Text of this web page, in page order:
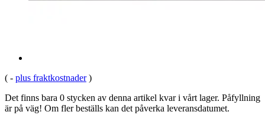
( - plus fraktkostnader )
Det finns bara 0 stycken av denna artikel kvar i vårt lager. Påfyllning
är på väg! Om fler beställs kan det påverka leveransdatumet.